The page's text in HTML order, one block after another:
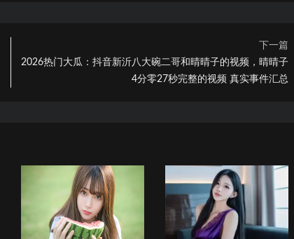
下一篇
2026热门大瓜：抖音新沂八大碗二哥和晴晴子的视频，晴晴子
4分零27秒完整的视频 真实事件汇总